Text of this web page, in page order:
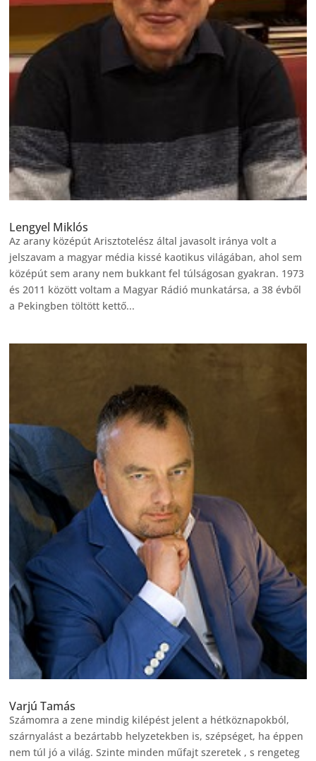
Lengyel Miklós
Az arany középút Arisztotelész által javasolt iránya volt a
jelszavam a magyar média kissé kaotikus világában, ahol sem
középút sem arany nem bukkant fel túlságosan gyakran. 1973
és 2011 között voltam a Magyar Rádió munkatársa, a 38 évből
a Pekingben töltött kettő...
Varjú Tamás
Számomra a zene mindig kilépést jelent a hétköznapokból,
szárnyalást a bezártabb helyzetekben is, szépséget, ha éppen
nem túl jó a világ. Szinte minden műfajt szeretek , s rengeteg